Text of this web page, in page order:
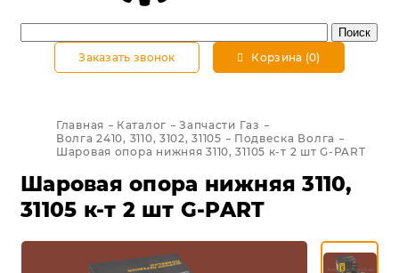
Заказать звонок Корзина (0)
Главная Каталог
Запчасти Газ
Волга 2410, 3110, 3102, 31105
Подвеска Волга
Шаровая опора нижняя 3110, 31105 к-т 2 шт G-PART
Шаровая опора нижняя 3110,
31105 к-т 2 шт G-PART